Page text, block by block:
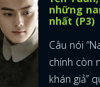
những
nhất (P3)
Câu nói
chính còn
khán giả”